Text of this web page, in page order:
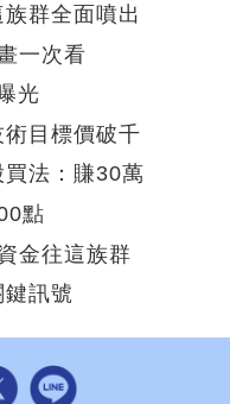
群全面噴出
一次看
光
目標價破千
法：賺30萬
點
金往這族群
訊號